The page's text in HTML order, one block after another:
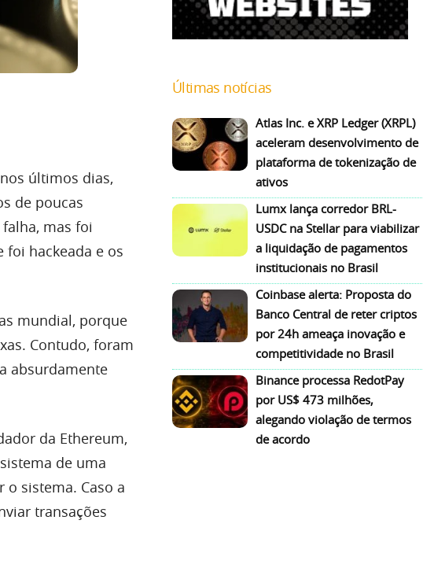
últimos dias,
de poucas
mas foi
foi hackeada e os
mundial, porque
Contudo, foram
absurdamente
da Ethereum,
de uma
sistema. Caso a
transações
Últimas notícias
Atlas Inc. e XRP Ledger (XRPL)
aceleram desenvolvimento de
plataforma de tokenização de
ativos
Lumx lança corredor BRL-
USDC na Stellar para viabilizar
a liquidação de pagamentos
institucionais no Brasil
Coinbase alerta: Proposta do
Banco Central de reter criptos
por 24h ameaça inovação e
competitividade no Brasil
Binance processa RedotPay
por US$ 473 milhões,
alegando violação de termos
de acordo